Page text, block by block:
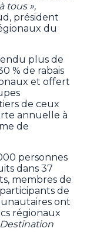
tous »,
président
du
plus de
% de rabais
et offert
de ceux
annuelle à
de
personnes
dans 37
membres de
de
ont
régionaux
Destination